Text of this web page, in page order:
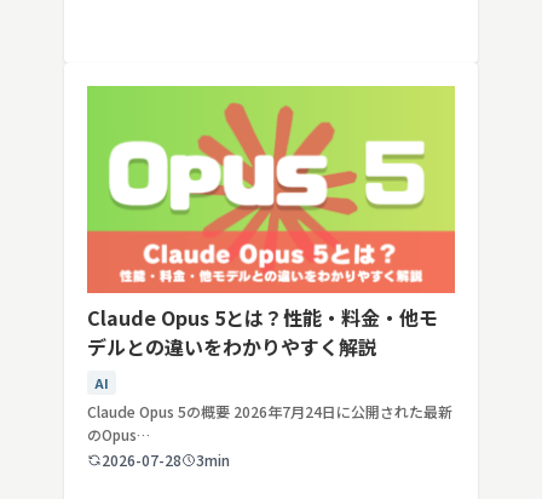
Claude Opus 5とは？性能・料金・他モ
デルとの違いをわかりやすく解説
AI
Claude Opus 5の概要 2026年7月24日に公開された最新
のOpus…
2026-07-28
3min